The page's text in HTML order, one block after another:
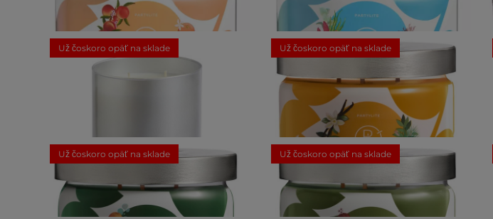
Grapefruit Peach Paloma Sviečka s 3
knôtmi
Salty Seascape Sviečka s 3 knôtmi
28,50 €
Už čoskoro opäť na sklade
Snowflakes & Cotton Sviečka s 2 knôtmi
53,00 €
4 Recenzie
Už čoskoro opäť na sklade
Pistachio Biscotti Sviečka s 3 knôtmi
32,00 €
4 Recenzie
Už čoskoro opäť na sklade Už čoskoro opäť na sklade